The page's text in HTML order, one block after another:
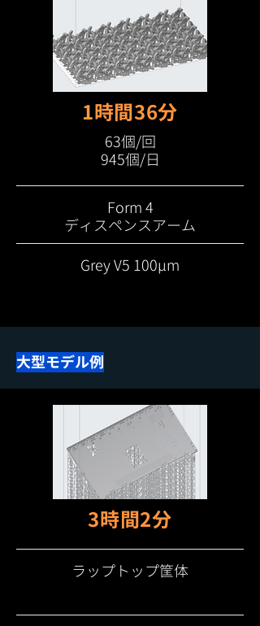
1時間36分
63個/回
945個/日
Form 4
ディスペンスアーム
Grey V5 100μm
大型モデル例
3時間2分
ラップトップ筐体